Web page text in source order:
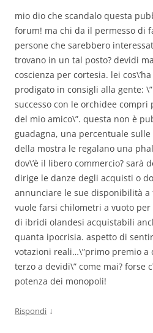
mio dio che scandalo questa
forum! ma chi da il permesso di
persone che sarebbero
trovano in un tal posto? devidi
coscienza per cortesia. lei
prodigato in consigli alla gente:
successo con le orchidee
del mio amico\”. questa non è
guadagna, una percentuale
della mostra le regalano una
dov\’è il libero commercio? sarà
dirige le danze degli acquisti o
annunciare le sue disponibilità
vuole farsi chilometri a vuoto
di ibridi olandesi acquistabili
quanta ipocrisia. aspetto di
votazioni reali…\”primo premio a
terzo a devidi\” come mai? forse
potenza dei monopoli!
Rispondi ↓